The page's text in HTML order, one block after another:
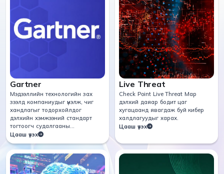
Gartner
Мэдээллийн технологийн зах
зээлд компаниудыг үнэлж, чиг
хандлагыг тодорхойлдог
дэлхийн хэмжээний стандарт
тогтоогч судалгааны
байгууллага.
Цааш үзэх
Live Threat
Check Point Live Threat Мар
дэлхий даяар бодит цаг
хугацаанд явагдаж буй кибер
халдлагуудыг харах.
Цааш үзэх